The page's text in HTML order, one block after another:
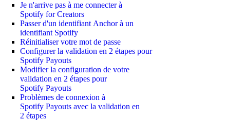
Je n'arrive pas à me connecter à
Spotify for Creators
Passer d'un identifiant Anchor à un
identifiant Spotify
Réinitialiser votre mot de passe
Configurer la validation en 2 étapes pour
Spotify Payouts
Modifier la configuration de votre
validation en 2 étapes pour
Spotify Payouts
Problèmes de connexion à
Spotify Payouts avec la validation en
2 étapes